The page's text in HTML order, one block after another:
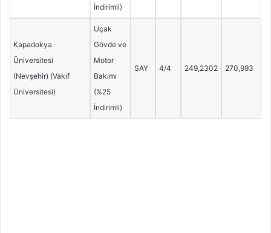
İndirimli)
Kapadokya
Üniversitesi
(Nevşehir) (Vakıf
Üniversitesi)
Uçak
Gövde ve
Motor
Bakımı
(%25
İndirimli)
SAY 4/4 249,2302 270,993